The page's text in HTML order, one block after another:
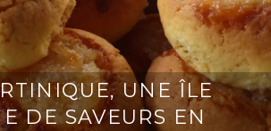
UNE ÎLE
DE SAVEURS EN